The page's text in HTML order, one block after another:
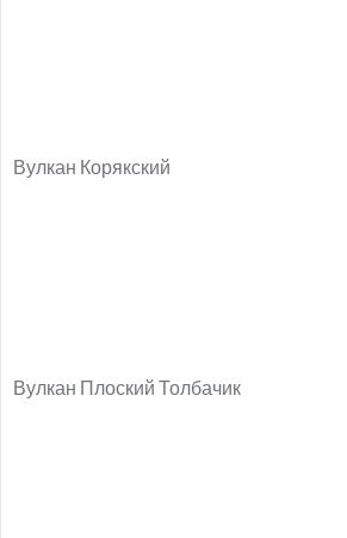
Вулкан Корякский
Вулкан Плоский Толбачик